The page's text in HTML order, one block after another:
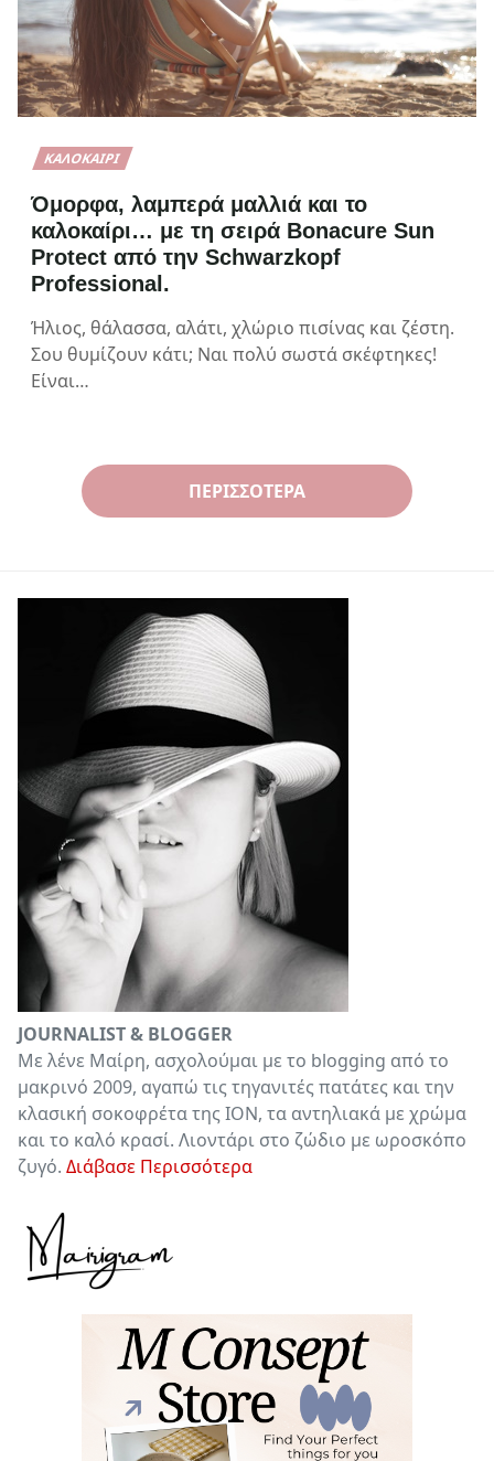
ΚΑΛΟΚΑΊΡΙ
Όμορφα, λαμπερά μαλλιά και το
καλοκαίρι… με τη σειρά Bonacure Sun
Protect από την Schwarzkopf
Professional.
Ήλιος, θάλασσα, αλάτι, χλώριο πισίνας και ζέστη.
Σου θυμίζουν κάτι; Ναι πολύ σωστά σκέφτηκες!
Είναι…
ΠΕΡΙΣΣΌΤΕΡΑ
JOURNALIST & BLOGGER
Με λένε Μαίρη, ασχολούμαι με το blogging από το
μακρινό 2009, αγαπώ τις τηγανιτές πατάτες και την
κλασική σοκοφρέτα της ΙΟΝ, τα αντηλιακά με χρώμα
και το καλό κρασί. Λιοντάρι στο ζώδιο με ωροσκόπο
ζυγό. Διάβασε Περισσότερα